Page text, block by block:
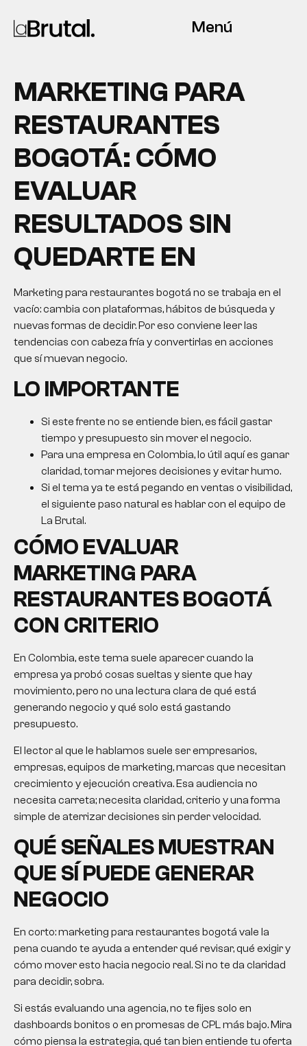
Menú
MARKETING PARA
RESTAURANTES
BOGOTÁ: CÓMO
EVALUAR
RESULTADOS SIN
QUEDARTE EN
Marketing para restaurantes bogotá no se trabaja en el
vacío: cambia con plataformas, hábitos de búsqueda y
nuevas formas de decidir. Por eso conviene leer las
tendencias con cabeza fría y convertirlas en acciones
que sí muevan negocio.
LO IMPORTANTE
Si este frente no se entiende bien, es fácil gastar
tiempo y presupuesto sin mover el negocio.
Para una empresa en Colombia, lo útil aquí es ganar
claridad, tomar mejores decisiones y evitar humo.
Si el tema ya te está pegando en ventas o visibilidad,
el siguiente paso natural es hablar con el equipo de
La Brutal.
CÓMO EVALUAR
MARKETING PARA
RESTAURANTES BOGOTÁ
CON CRITERIO
En Colombia, este tema suele aparecer cuando la
empresa ya probó cosas sueltas y siente que hay
movimiento, pero no una lectura clara de qué está
generando negocio y qué solo está gastando
presupuesto.
El lector al que le hablamos suele ser empresarios,
empresas, equipos de marketing, marcas que necesitan
crecimiento y ejecución creativa. Esa audiencia no
necesita carreta; necesita claridad, criterio y una forma
simple de aterrizar decisiones sin perder velocidad.
QUÉ SEÑALES MUESTRAN
QUE SÍ PUEDE GENERAR
NEGOCIO
En corto:marketing para restaurantes bogotá vale la
pena cuando te ayuda a entender qué revisar, qué exigir y
cómo mover esto hacia negocio real. Si no te da claridad
para decidir, sobra.
Si estás evaluando una agencia, no te fijes solo en
dashboards bonitos o en promesas de CPL más bajo. Mira
cómo piensa la estrategia, qué tan bien entiende tu oferta